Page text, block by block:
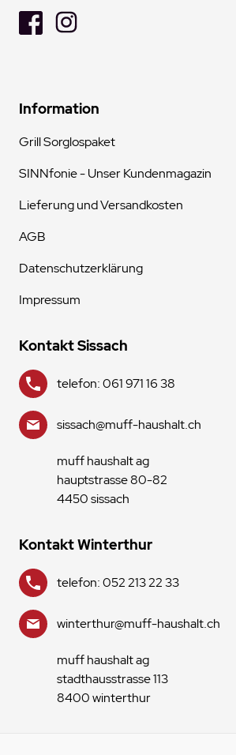
Information
Grill Sorglospaket
SINNfonie - Unser Kundenmagazin
Lieferung und Versandkosten
AGB
Datenschutzerklärung
Impressum
Kontakt Sissach
telefon: 061 971 16 38
sissach@muff-haushalt.ch
muff haushalt ag
hauptstrasse 80-82
4450 sissach
Kontakt Winterthur
telefon: 052 213 22 33
winterthur@muff-haushalt.ch
muff haushalt ag
stadthausstrasse 113
8400 winterthur